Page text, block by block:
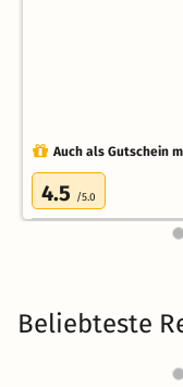
Auch als Gutschein
4.5 /5.0
Beliebteste